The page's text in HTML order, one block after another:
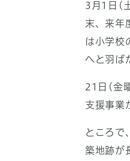
3月1日(
末、来年
は小学校
へと羽ば
21日(金
支援事業
ところで
築地跡が